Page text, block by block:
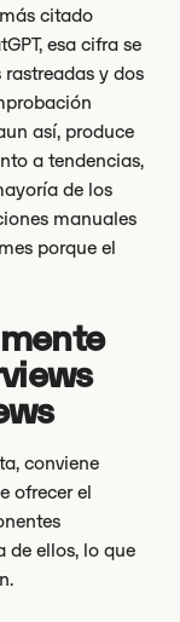
citado
esa cifra se
rastreadas y dos
así, produce
a tendencias,
de los
manuales
porque el
conviene
ofrecer el
de ellos, lo que